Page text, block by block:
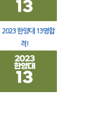
2023 한양대 13명합
격!